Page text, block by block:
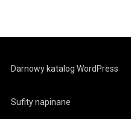
Darnowy katalog WordPress
Sufity napinane